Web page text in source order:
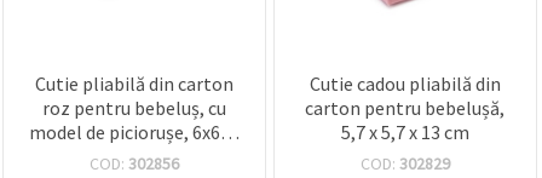
cookie -uri
dat și
făcând clic
Cutie pliabilă din carton
roz pentru bebeluș, cu
model de piciorușe, 6x6x6
cm
COD: 302856
Cutie cadou pliabilă din
carton pentru bebelușă,
5,7 x 5,7 x 13 cm
COD: 302829